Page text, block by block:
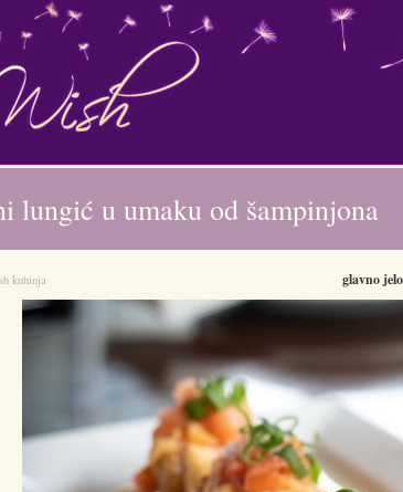
lungić u umaku od šampinjona
kuhinja glavno jelo